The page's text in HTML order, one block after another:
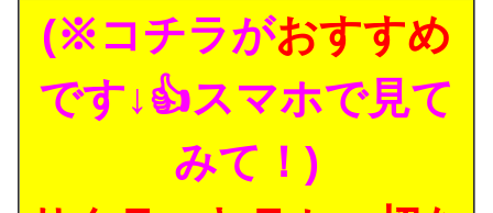
(※コチラがおすすめ
です↓👍スマホで見て
みて！)